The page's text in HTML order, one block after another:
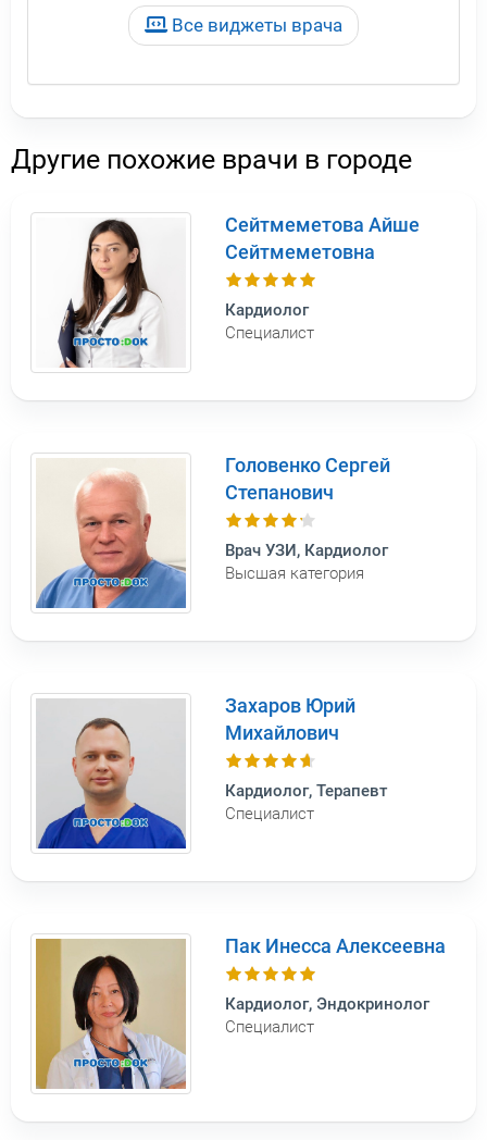
Все виджеты врача
Другие похожие врачи в городе
Сейтмеметова Айше
Сейтмеметовна
Кардиолог
Специалист
Головенко Сергей
Степанович
Врач УЗИ, Кардиолог
Высшая категория
Захаров Юрий
Михайлович
Кардиолог, Терапевт
Специалист
Пак Инесса Алексеевна
Кардиолог, Эндокринолог
Специалист